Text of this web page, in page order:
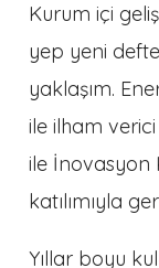
Kurum içi
yep yeni
yaklaşım.
ile ilham
ile İnovasyon
katılımıyla
Yıllar boyu